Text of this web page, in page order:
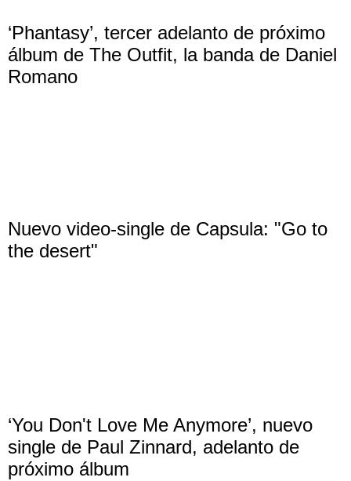
‘Phantasy’, tercer adelanto de próximo
álbum de The Outfit, la banda de Daniel
Romano
Nuevo video-single de Capsula: "Go to
the desert"
‘You Don't Love Me Anymore’, nuevo
single de Paul Zinnard, adelanto de
próximo álbum